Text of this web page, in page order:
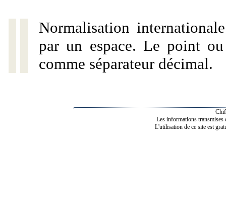
Normalisation
par un espace. Le point
comme séparateur décimal.
Les informations transmises
L'utilisation de ce site est